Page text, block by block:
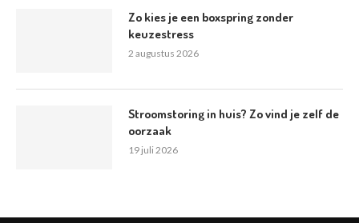
Zo kies je een boxspring zonder
keuzestress
2 augustus 2026
Stroomstoring in huis? Zo vind je zelf de
oorzaak
19 juli 2026